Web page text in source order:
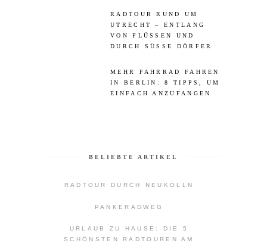
RADTOUR RUND UM
UTRECHT – ENTLANG
VON FLÜSSEN UND
DURCH SÜSSE DÖRFER
MEHR FAHRRAD FAHREN
IN BERLIN: 8 TIPPS, UM
EINFACH ANZUFANGEN
BELIEBTE ARTIKEL
RADTOUR DURCH NEUKÖLLN
PANKERADWEG
URLAUB ZU HAUSE: DIE 5
SCHÖNSTEN RADTOUREN AM